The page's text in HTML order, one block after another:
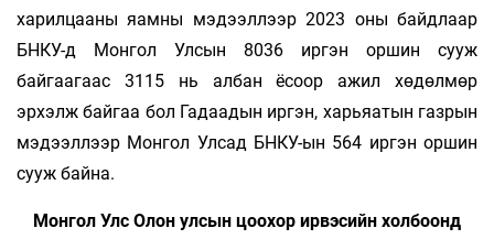
харилцааны яамны мэдээллээр 2023 оны байдлаар
БНКУ-д Монгол Улсын 8036 иргэн оршин сууж
байгаагаас 3115 нь албан ёсоор ажил хөдөлмөр
эрхэлж байгаа бол Гадаадын иргэн, харьяатын газрын
мэдээллээр Монгол Улсад БНКУ-ын 564 иргэн оршин
сууж байна.
Монгол Улс Олон улсын цоохор ирвэсийн холбоонд